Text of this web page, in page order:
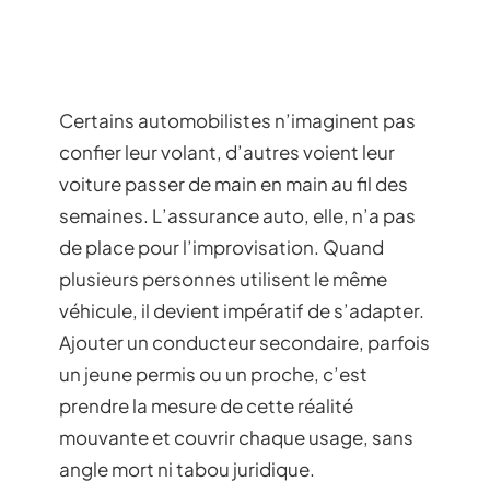
Certains automobilistes n’imaginent pas
confier leur volant, d’autres voient leur
voiture passer de main en main au fil des
semaines. L’assurance auto, elle, n’a pas
de place pour l’improvisation. Quand
plusieurs personnes utilisent le même
véhicule, il devient impératif de s’adapter.
Ajouter un conducteur secondaire, parfois
un jeune permis ou un proche, c’est
prendre la mesure de cette réalité
mouvante et couvrir chaque usage, sans
angle mort ni tabou juridique.